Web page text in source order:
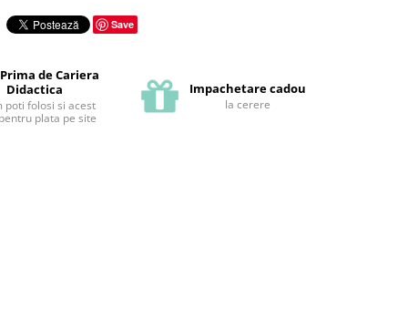
Save
de Cariera
Didactica
poti folosi si acest
plata pe site
Impachetare cadou
la cerere